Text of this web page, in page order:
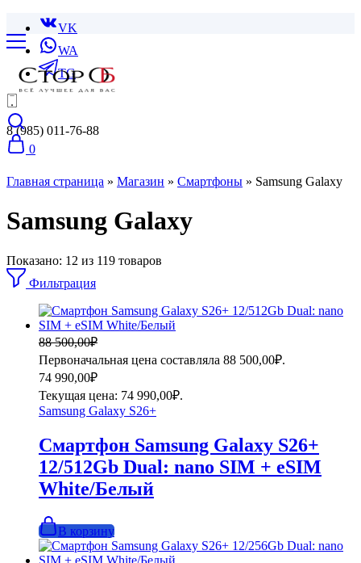
VK
WA
TG
8 (985) 011-76-88
0
Главная страница » Магазин » Смартфоны » Samsung Galaxy
Samsung Galaxy
Показано: 12 из 119 товаров
Фильтрация
88 500,00₽
Первоначальная цена составляла 88 500,00₽.
74 990,00₽
Текущая цена: 74 990,00₽.
Samsung Galaxy S26+
Смартфон Samsung Galaxy S26+
12/512Gb Dual: nano SIM + eSIM
White/Белый
В корзину